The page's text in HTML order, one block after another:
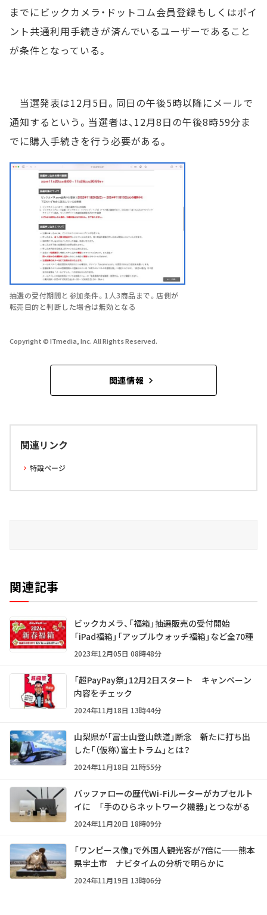
までにビックカメラ・ドットコム会員登録もしくはポイ
ント共通利用手続きが済んでいるユーザーであること
が条件となっている。
当選発表は12月5日。同日の午後5時以降にメールで
通知するという。当選者は、12月8日の午後8時59分ま
でに購入手続きを行う必要がある。
抽選の受付期間と参加条件。1人3商品まで。店側が
転売目的と判断した場合は無効となる
Copyright © ITmedia, Inc. All Rights Reserved.
関連情報
関連リンク
特設ページ
関連記事
ビックカメラ、「福箱」抽選販売の受付開始
「iPad福箱」「アップルウォッチ福箱」など全70種
2023年12月05日 08時48分
「超PayPay祭」12月2日スタート キャンペーン
内容をチェック
2024年11月18日 13時44分
山梨県が「富士山登山鉄道」断念 新たに打ち出
した「（仮称）富士トラム」とは？
2024年11月18日 21時55分
バッファローの歴代Wi-Fiルーターがカプセルト
イに 「手のひらネットワーク機器」とつながる
2024年11月20日 18時09分
「ワンピース像」で外国人観光客が7倍に──熊本
県宇土市 ナビタイムの分析で明らかに
2024年11月19日 13時06分